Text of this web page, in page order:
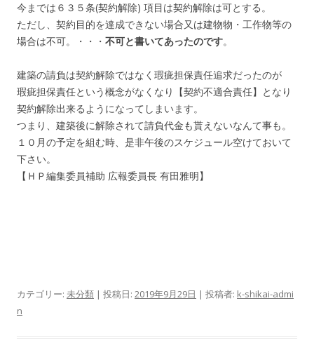
今までは６３５条(契約解除) 項目は契約解除は可とする。
ただし、契約目的を達成できない場合又は建物物・工作物等の
場合は不可。・・・ 不可と書いてあったのです。
建築の請負は契約解除ではなく瑕疵担保責任追求だったのが
瑕疵担保責任という概念がなくなり【契約不適合責任】となり
契約解除出来るようになってしまいます。
つまり、建築後に解除されて請負代金も貰えないなんて事も。
１０月の予定を組む時、是非午後のスケジュール空けておいて
下さい。
【ＨＰ編集委員補助 広報委員長 有田雅明】
カテゴリー: 未分類 | 投稿日: 2019年9月29日 | 投稿者: k-shikai-admi
n